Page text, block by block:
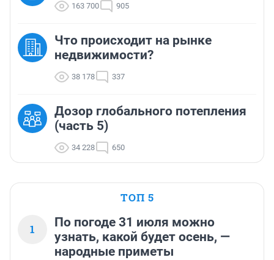
163 700 905
Что происходит на рынке
недвижимости?
38 178 337
Дозор глобального потепления
(часть 5)
34 228 650
ТОП 5
1
По погоде 31 июля можно
узнать, какой будет осень, —
народные приметы